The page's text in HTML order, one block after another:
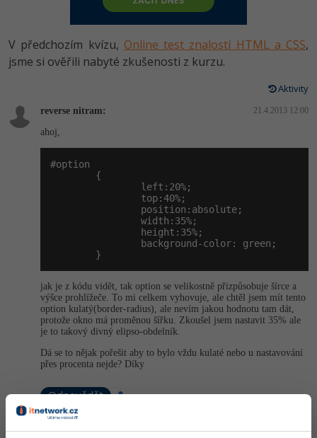
HTML5, CSS3, Bootstrap, SEO
SQL a databáze
React
Django
Best practices
PHP
JavaScript
UML a návrhové vzory
MySQL/MariaDB
SQLite
Vývojář mobilních aplikací
Specialista na AI a bigdata
Webdesigner
Systémový administrátor
Grafik / UX/UI návrhář
Projektový manažer
Databázový analytik
SEO specialista
-80%
JavaScript -80%
-80%
C++ -80%
Swift
Návrh SW -80%
-41%
Pro děti
Digitální gramotnost
Marketing -30%
SEO -30%
UX
Business
-25%
Copywriting -30%
MS Office -80%
Google Dokumenty
Time management
Linux
-80%
Adobe Illustrator -80%
Adobe XD
Adobe InDesign -25%
Adobe After Effects
Inkscape
Fotografování
Video
Ostatní
Fórum
Příběhy absolventů
V předchozím kvízu, Online test znalostí HTML a CSS,
jsme si ověřili nabyté zkušenosti z kurzu.
Aktivity
reverse nitram: 21.4.2013 12:00
ahoj,
#option
        {
                left:20%;
                top:40%;
                position:absolute;
                width:35%;
                height:35%;
                background-color: green;
        }
jak je z kódu vidět, tak option se velikostně přizpůsobuje šírce a
výšce prohlížeče. To mi celkem vyhovuje, ale chtěl jsem mít tento
option kulatý(border-radius), ale nevím jakou hodnotu tam dát,
protože okno má proměnou šířku. Zkoušel jsem nastavit 35% ale
je to takový divný elipso-obdelník.
Dá se to nějak pořešit aby to bylo vždu kulaté nebo u nastavování
přes procenta nejde? Díky
Odpovědět
Odpovídá na